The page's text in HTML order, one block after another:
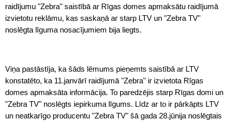
raidījumu "Zebra" saistībā ar Rīgas domes apmaksātu raidījumā
izvietotu reklāmu, kas saskaņā ar starp LTV un "Zebra TV"
noslēgta līguma nosacījumiem bija liegts.
Viņa pastāstīja, ka šāds lēmums pieņemts saistībā ar LTV
konstatēto, ka 11.janvārī raidījumā "Zebra" ir izvietota Rīgas
domes apmaksāta informācija. To paredzējis starp Rīgas domi un
"Zebra TV" noslēgts iepirkuma līgums. Līdz ar to ir pārkāpts LTV
un neatkarīgo producentu "Zebra TV" šā gada 28.jūnija noslēgtais